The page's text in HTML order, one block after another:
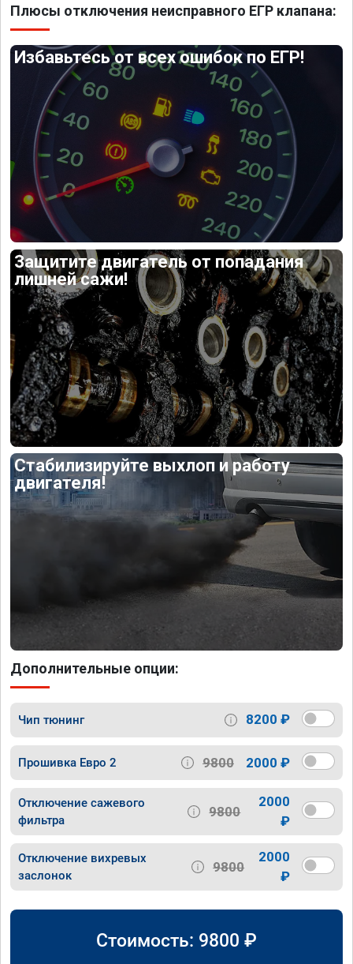
Плюсы отключения неисправного ЕГР клапана:
Избавьтесь от всех ошибок по ЕГР!
Защитите двигатель от попадания
лишней сажи!
Стабилизируйте выхлоп и работу
двигателя!
Дополнительные опции:
Чип тюнинг 8200 ₽
Прошивка Евро 2 9800 2000 ₽
Отключение сажевого
фильтра
9800
2000
₽
Отключение вихревых
заслонок
9800
2000
₽
Стоимость: 9800 ₽